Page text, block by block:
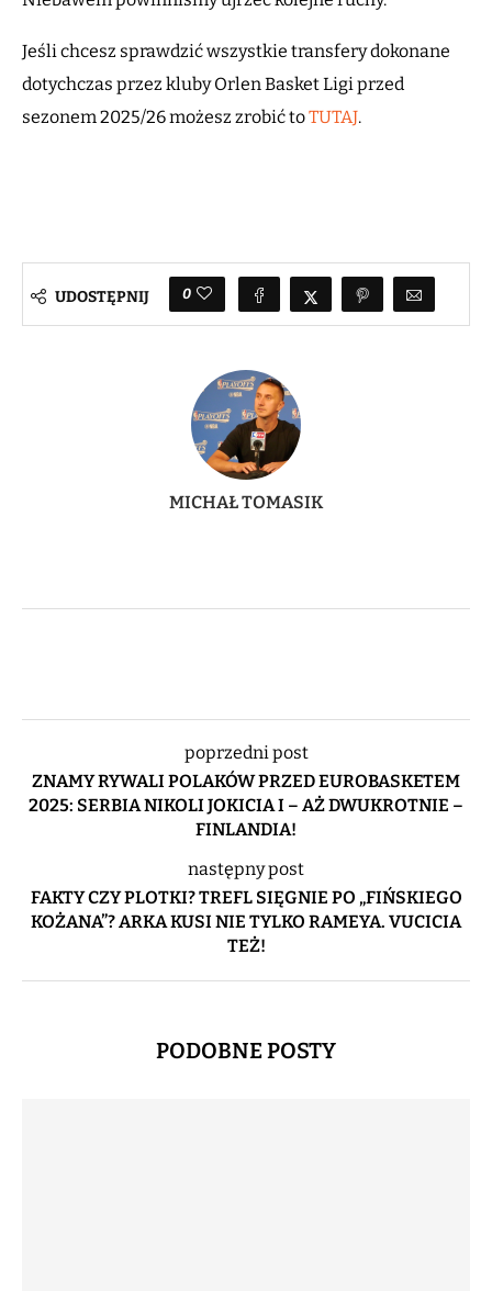
Jeśli chcesz sprawdzić wszystkie transfery dokonane
dotychczas przez kluby Orlen Basket Ligi przed
sezonem 2025/26 możesz zrobić toTUTAJ.
UDOSTĘPNIJ 0
MICHAŁ TOMASIK
poprzedni post
ZNAMY RYWALI POLAKÓW PRZED EUROBASKETEM
2025: SERBIA NIKOLI JOKICIA I – AŻ DWUKROTNIE –
FINLANDIA!
następny post
FAKTY CZY PLOTKI? TREFL SIĘGNIE PO „FIŃSKIEGO
KOŻANA”? ARKA KUSI NIE TYLKO RAMEYA. VUCICIA
TEŻ!
PODOBNE POSTY